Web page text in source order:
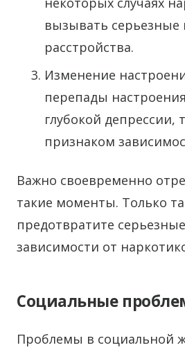
вызывать серьезные
расстройства.
Изменение
перепады
глубокой депрессии,
признаком
Важно своевременно
такие моменты. Только
предотвратите
зависимости от
Социальные
Проблемы в социальной